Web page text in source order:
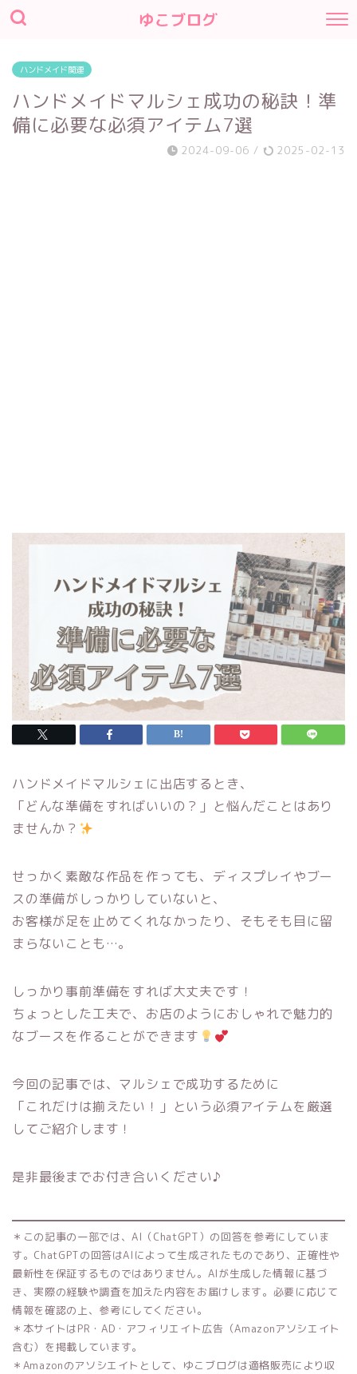
ゆこブログ
ハンドメイド関連
ハンドメイドマルシェ成功の秘訣！準
備に必要な必須アイテム7選
2024-09-06 / 2025-02-13
ハンドメイドマルシェに出店するとき、
「どんな準備をすればいいの？」と悩んだことはあり
ませんか？
せっかく素敵な作品を作っても、ディスプレイやブー
スの準備がしっかりしていないと、
お客様が足を止めてくれなかったり、そもそも目に留
まらないことも…。
しっかり事前準備をすれば大丈夫です！
ちょっとした工夫で、お店のようにおしゃれで魅力的
なブースを作ることができます
今回の記事では、マルシェで成功するために
「これだけは揃えたい！」という必須アイテムを厳選
してご紹介します！
是非最後までお付き合いください♪
＊この記事の一部では、AI（ChatGPT）の回答を参考にしていま
す。ChatGPTの回答はAIによって生成されたものであり、正確性や
最新性を保証するものではありません。AIが生成した情報に基づ
き、実際の経験や調査を加えた内容をお届けします。必要に応じて
情報を確認の上、参考にしてください。
＊本サイトはPR・AD・アフィリエイト広告（Amazonアソシエイト
含む）を掲載しています。
＊Amazonのアソシエイトとして、ゆこブログは適格販売により収